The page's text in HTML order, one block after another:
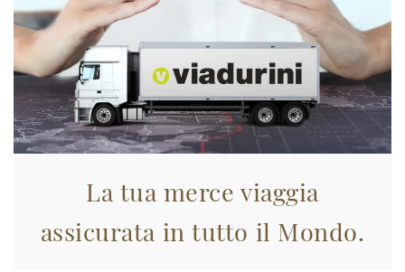
La tua merce viaggia
assicurata in tutto il Mondo.